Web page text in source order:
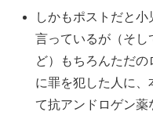
しかもポストだと
言っているが（そ
ど）もちろんただ
に罪を犯した人に、
て抗アンドロゲン